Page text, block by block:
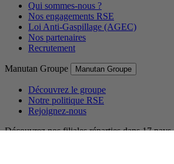
Qui sommes-nous ?
Nos engagements RSE
Loi Anti-Gaspillage (AGEC)
Nos partenaires
Recrutement
Manutan Groupe Manutan Groupe
Découvrez le groupe
Notre politique RSE
Rejoignez-nous
Découvrez nos filiales réparties dans 17 pays.